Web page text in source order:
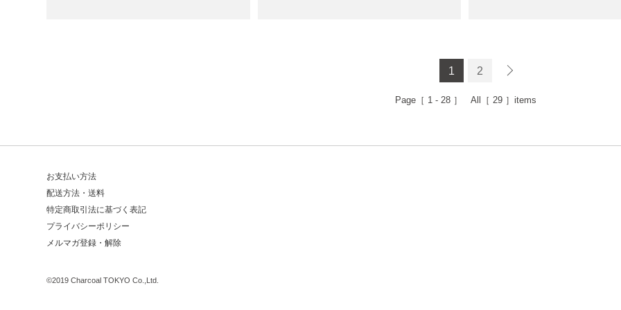
1 2
Page［ 1 - 28 ］ All［ 29 ］items
お支払い方法
配送方法・送料
特定商取引法に基づく表記
プライバシーポリシー
メルマガ登録・解除
©2019 Charcoal TOKYO Co.,Ltd.